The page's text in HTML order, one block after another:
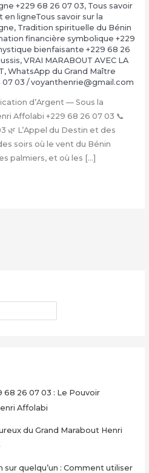
+229 68 26 07 03, Tous savoir
ligneTous savoir sur la
, Tradition spirituelle du Bénin
financière symbolique +229
bienfaisante +229 68 26
, VRAI MARABOUT AVEC LA
, WhatsApp du Grand Maître
07 03 /voyanthenrie@gmail.com
d’Argent — Sous la
Affolabi +229 68 26 07 03 📞
🌿 L’Appel du Destin et des
soirs où le vent du Bénin
palmiers, et où les […]
26 07 03 : Le Pouvoir
Affolabi
du Grand Marabout Henri
quelqu’un : Comment utiliser